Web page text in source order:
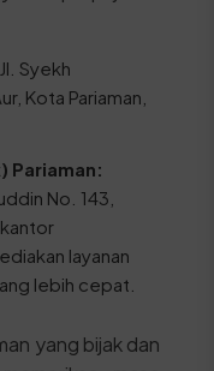
Jl. Syekh
Kota Pariaman,
Pariaman:
No. 143,
layanan
lebih cepat.
yang bijak dan